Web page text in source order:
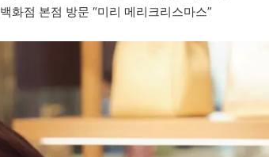
화점 본점 방문 “미리 메리크리스마스”